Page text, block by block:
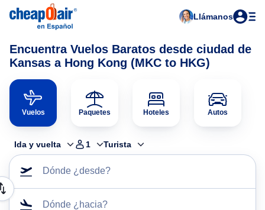
Llámanos
Encuentra Vuelos Baratos desde ciudad de
Kansas a Hong Kong (MKC to HKG)
Vuelos Paquetes Hoteles Autos
Ida y vuelta 1 Turista
Dónde ¿desde?
Dónde ¿hacia?